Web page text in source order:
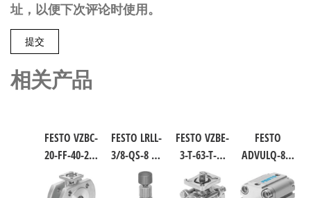
址，以便下次评论时使用。
相关产品
FESTO VZBC-
20-FF-40-22-
F0304-V4V4T
电磁阀/控
FESTO LRLL-
3/8-QS-8 气
源处理元
件 规格8
FESTO VZBE-
3-T-63-T-2-
F0710-
V15V16 不
FESTO
ADVULQ-80-
60-A-P-A 紧
凑型抗扭